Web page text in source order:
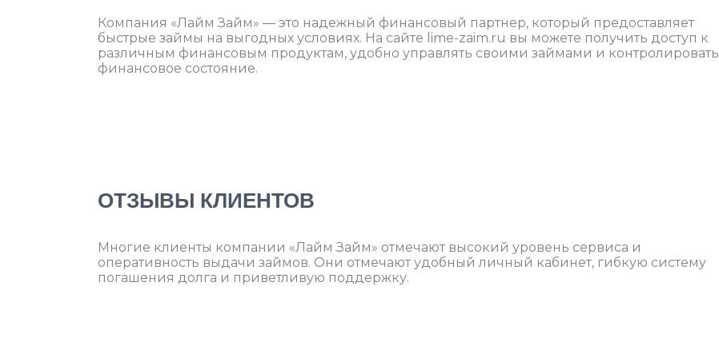
Компания «Лайм Займ» — это надежный финансовый партнер, который предоставляет
быстрые займы на выгодных условиях. На сайте lime-zaim.ru вы можете получить доступ к
различным финансовым продуктам, удобно управлять своими займами и контролировать
финансовое состояние.
ОТЗЫВЫ КЛИЕНТОВ
Многие клиенты компании «Лайм Займ» отмечают высокий уровень сервиса и
оперативность выдачи займов. Они отмечают удобный личный кабинет, гибкую систему
погашения долга и приветливую поддержку.